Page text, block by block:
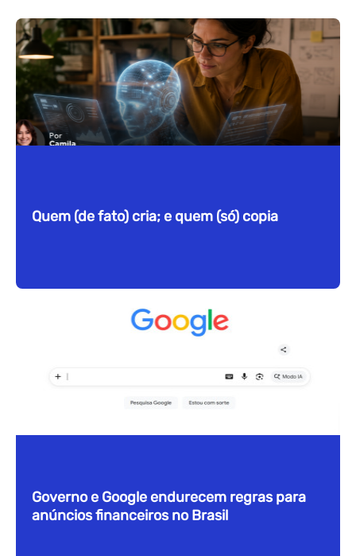
Quem (de fato) cria; e quem (só) copia
Governo e Google endurecem regras para
anúncios financeiros no Brasil